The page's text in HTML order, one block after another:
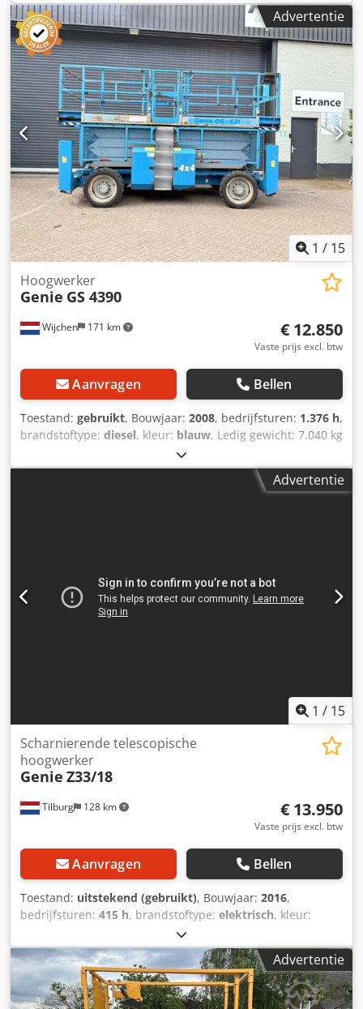
Hoogte: 2,07 m Eigen gewicht: 5.900 kg UITRUSTING: - Bak
voor stortgoed - Cerpak 500 / 800 L - Pendelende lepels
L=1200 mm (100x50 mm) - Hydraulische snelwissel voor
aanbouwdelen VOORZIENINGEN: - Pneumatische
terreinbanden - Draaibare toren - Ergonomische,
verstelbare joystick en stuur - Bestuurdersstoel met
aanwezigheidsdetectie - Airconditioning - Duidelijke
instrumenten in de cabine - Dakraam in de cabine -
Roterend waarschuwingslicht - Overbelastingsbeveiliging
(visueel + akoestisch) - Kantelhoekindicator - Voorste
stabilisatoren - Hoofdstroomlijn op de giek - Speciaal
luchtfilter De vermelde prijs is exclusief BTW en geldt voor
export en bedrijven. Voor particuliere klanten is een flinke
korting mogelijk – Neem gerust telefonisch contact op voor
uw beste prijs!
h) - Transportgewicht [kg]: 1984kg Dwjdoztb Dhjpfx Ab Dea
- Transportcolli [st.]: 1 Financiële informatie BTW: De
getoonde prijs is exclusief BTW BTW/marge: BTW
verrekenbaar voor ondernemers Levering en inruil altijd
mogelijk van alles in de industriële sectoren Koen van Lent
Advertentie
1 / 15
Wijchen 171 km
Hoogwerker
Genie GS 4390
€ 12.850
Vaste prijs excl. btw
Aanvragen Bellen
Toestand: gebruikt, Bouwjaar: 2008, bedrijfsturen: 1.376 h,
brandstoftype: diesel, kleur: blauw, Ledig gewicht: 7.040 kg
Afmetingen (LxBxH): 481 x 229 x 225 cm - Bouwjaar: 2008
Dwodpfx Asztb Dbsb Doa - Documentatie aanwezig: Ja - CE
markering aanwezig: Ja - Aandrijving: Diesel - CE certificaat
Financiële informatie BTW: De getoonde prijs is exclusief
BTW BTW/marge: BTW verrekenbaar voor ondernemers
Levering en inruil altijd mogelijk van alles in de industriële
Advertentie
1 / 15
Tilburg 128 km
Scharnierende telescopische
hoogwerker
Genie Z33/18
€ 13.950
Vaste prijs excl. btw
Aanvragen Bellen
Toestand: uitstekend (gebruikt), Bouwjaar: 2016,
bedrijfsturen: 415 h, brandstoftype: elektrisch, kleur:
, Aandrijving: wiel Maximaal toegestaan
totaalgewicht: 3.666 kg Dwjdpfxsztcd Ne Ab Dsa
Afmetingen (l x b x h): 417 x 150 x 198 cm Mast: knikarm
Hefcapaciteit: 200 kg Werkhoogte: 1.200 cm CE-markering:
ja
Advertentie